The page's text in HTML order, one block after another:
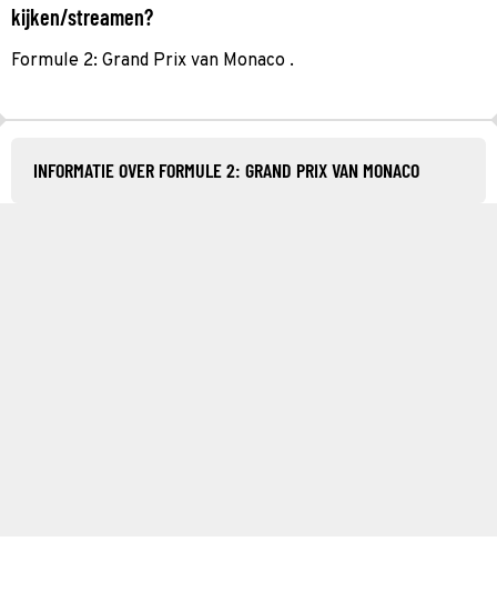
kijken/streamen?
Formule 2: Grand Prix van Monaco .
INFORMATIE OVER FORMULE 2: GRAND PRIX VAN MONACO